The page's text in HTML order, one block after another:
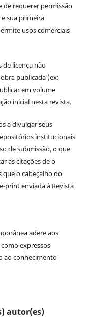
de requerer permissão
sua primeira
usos comerciais
licença não
publicada (ex:
em volume
inicial nesta revista.
a divulgar seus
institucionais
de submissão, o que
as citações de o
que o cabeçalho do
print enviada à Revista
adere aos
expressos
ao conhecimento
autor(es)